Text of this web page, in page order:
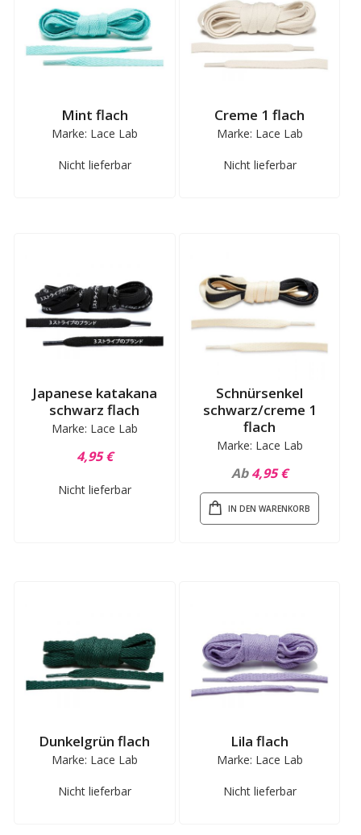
Mint flach
Marke: Lace Lab
Nicht lieferbar
Creme 1 flach
Marke: Lace Lab
Nicht lieferbar
Japanese katakana
schwarz flach
Marke: Lace Lab
4,95 €
Nicht lieferbar
Schnürsenkel
schwarz/creme 1
flach
Marke: Lace Lab
Ab 4,95 €
IN DEN WARENKORB
Dunkelgrün flach
Marke: Lace Lab
Nicht lieferbar
Lila flach
Marke: Lace Lab
Nicht lieferbar